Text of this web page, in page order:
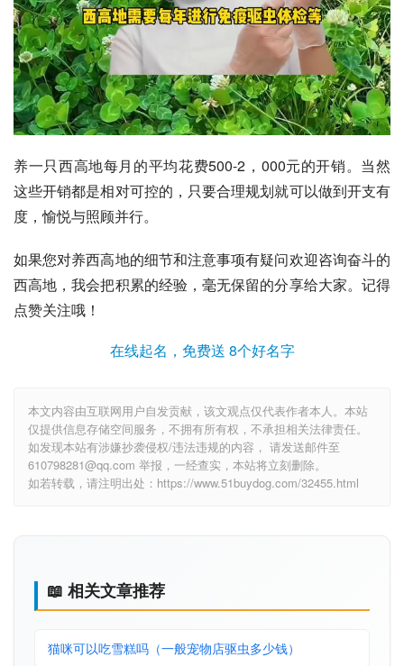
养一只西高地每月的平均花费500-2，000元的开销。当然
这些开销都是相对可控的，只要合理规划就可以做到开支有
度，愉悦与照顾并行。
如果您对养西高地的细节和注意事项有疑问欢迎咨询奋斗的
西高地，我会把积累的经验，毫无保留的分享给大家。记得
点赞关注哦！
在线起名，免费送 8个好名字
本文内容由互联网用户自发贡献，该文观点仅代表作者本人。本站
仅提供信息存储空间服务，不拥有所有权，不承担相关法律责任。
如发现本站有涉嫌抄袭侵权/违法违规的内容， 请发送邮件至
610798281@qq.com 举报，一经查实，本站将立刻删除。
如若转载，请注明出处：https://www.51buydog.com/32455.html
📖 相关文章推荐
猫咪可以吃雪糕吗（一般宠物店驱虫多少钱）